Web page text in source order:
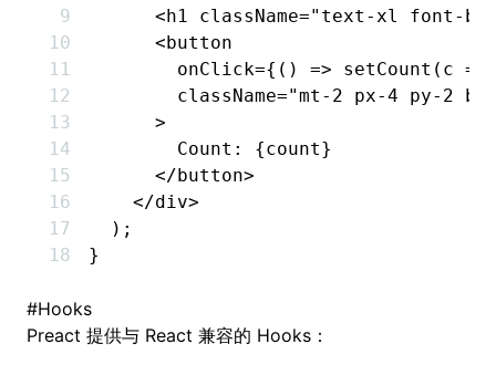
      <
h1 className="text-xl font-
      <
button
        onClick
={() => setCount (c =>
        className
="mt-2 px-4 py-2
      >
        Count: {count}
      </
button>
    </
div>
  );
}
#Hooks
Preact 提供与 React 兼容的 Hooks：